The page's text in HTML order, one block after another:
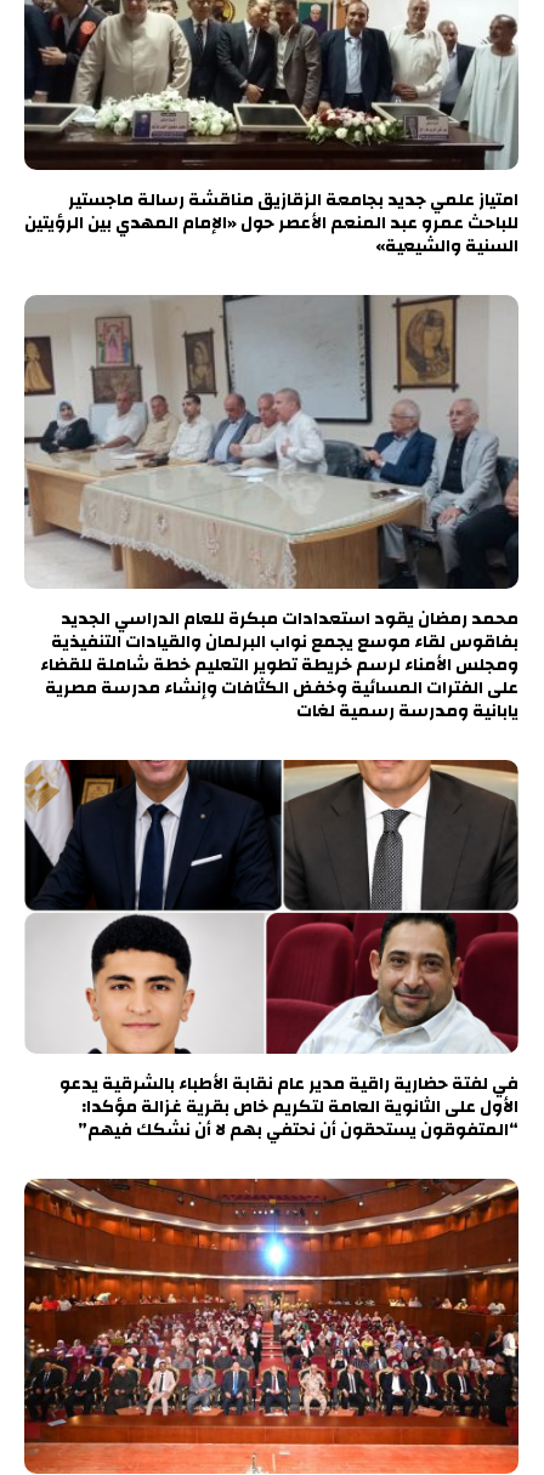
امتياز علمي جديد بجامعة الزقازيق مناقشة رسالة ماجستير
للباحث عمرو عبد المنعم الأعصر حول «الإمام المهدي بين الرؤيتين
السنية والشيعية»
محمد رمضان يقود استعدادات مبكرة للعام الدراسي الجديد
بفاقوس لقاء موسع يجمع نواب البرلمان والقيادات التنفيذية
ومجلس الأمناء لرسم خريطة تطوير التعليم خطة شاملة للقضاء
على الفترات المسائية وخفض الكثافات وإنشاء مدرسة مصرية
يابانية ومدرسة رسمية لغات
في لفتة حضارية راقية مدير عام نقابة الأطباء بالشرقية يدعو
الأول على الثانوية العامة لتكريم خاص بقرية غزالة مؤكدا:
“المتفوقون يستحقون أن نحتفي بهم لا أن نشكك فيهم”